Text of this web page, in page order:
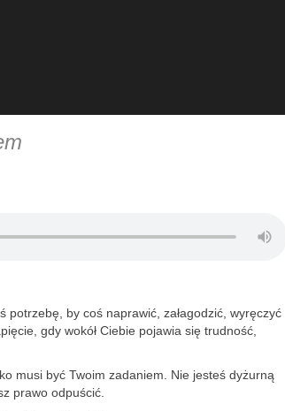
potrzebę, by coś naprawić, załagodzić, wyręczyć
gdy wokół Ciebie pojawia się trudność,
musi być Twoim zadaniem. Nie jesteś dyżurną
prawo odpuścić.